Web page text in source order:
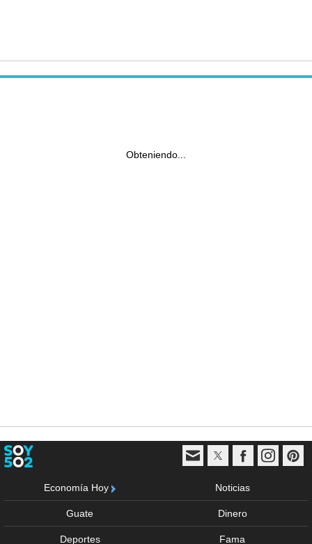
Obteniendo...
Economía Hoy Noticias
Guate Dinero
Deportes Fama